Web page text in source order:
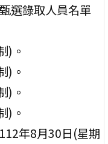
選錄取人員名單
)。
)。
)。
)。
年8月30日(星期